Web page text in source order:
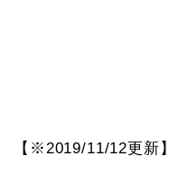
【※2019/11/12更新】